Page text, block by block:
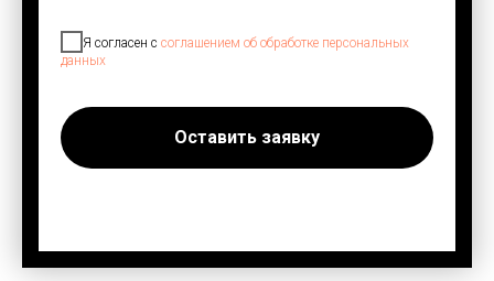
Я согласен с соглашением об обработке персональных
данных
Оставить заявку